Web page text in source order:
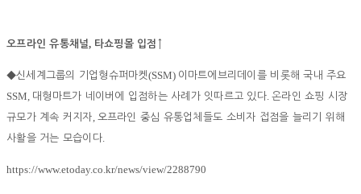
오프라인 유통채널, 타쇼핑몰 입점 ↑
◆신세계그룹의 기업형슈퍼마켓(SSM) 이마트에브리데이를 비롯해 국내 주요
SSM, 대형마트가 네이버에 입점하는 사례가 잇따르고 있다.온라인 쇼핑 시장
규모가 계속 커지자, 오프라인 중심 유통업체들도 소비자 접점을 늘리기 위해
사활을 거는 모습이다.
https://www.etoday.co.kr/news/view/2288790